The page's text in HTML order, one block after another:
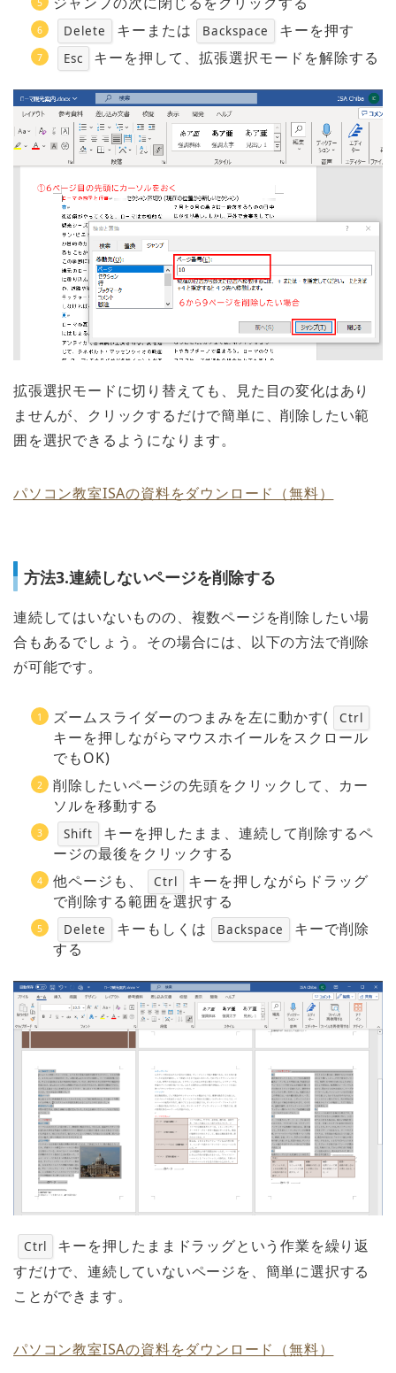
Delete キーまたは Backspace キーを押す
Esc キーを押して、拡張選択モードを解除する
拡張選択モードに切り替えても、見た目の変化はあり
ませんが、クリックするだけで簡単に、削除したい範
囲を選択できるようになります。
パソコン教室ISAの資料をダウンロード（無料）
方法3.連続しないページを削除する
連続してはいないものの、複数ページを削除したい場
合もあるでしょう。その場合には、以下の方法で削除
が可能です。
ズームスライダーのつまみを左に動かす( Ctrl
キーを押しながらマウスホイールをスクロール
でもOK)
削除したいページの先頭をクリックして、カー
ソルを移動する
Shift
キーを押したまま、連続して削除するペ
ージの最後をクリックする
他ページも、
Ctrl
キーを押しながらドラッグ
で削除する範囲を選択する
Delete キーもしくは Backspace
キーで削除
する
Ctrl
キーを押したままドラッグという作業を繰り返
すだけで、連続していないページを、簡単に選択する
ことができます。
パソコン教室ISAの資料をダウンロード（無料）